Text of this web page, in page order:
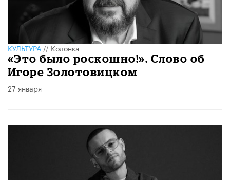
КУЛЬТУРА//Колонка
«Это было роскошно!». Слово об
Игоре Золотовицком
27 января